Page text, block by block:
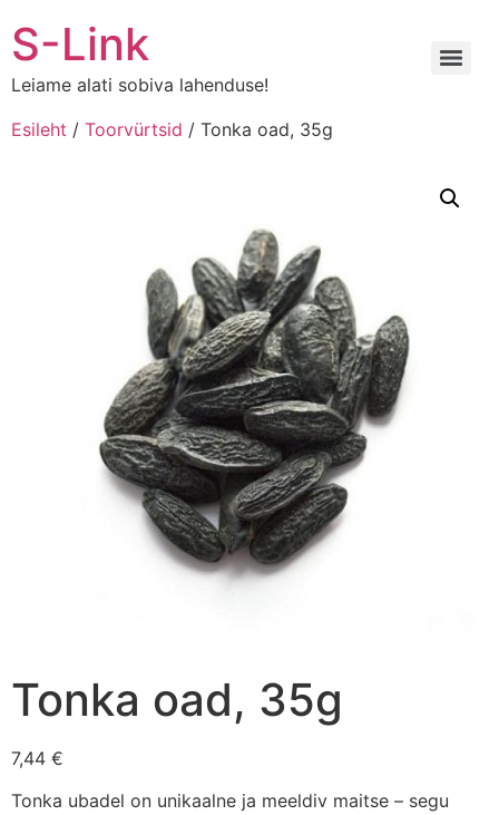
sisu
juurde
S-Link
Leiame alati sobiva lahenduse!
Esileht / Toorvürtsid / Tonka oad, 35g
Tonka oad, 35g
7,44 €
Tonka ubadel on unikaalne ja meeldiv maitse – segu